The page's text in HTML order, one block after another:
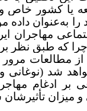
کشور خاص
به‌عنوان داده
مهاجران
چرا که طبق
از مطالعات
بر ادغام
و میزان